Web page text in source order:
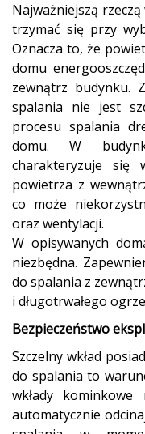
Najważniejszą
trzymać się przy
Oznacza to, że
domu
zewnątrz budynku.
spalania nie jest
procesu spalania
domu. W
charakteryzuje się
powietrza z
co może
oraz wentylacji.
W opisywanych
niezbędna.
do spalania z
i długotrwałego
Bezpieczeństwo
Szczelny wkład
do spalania to
wkłady
automatycznie